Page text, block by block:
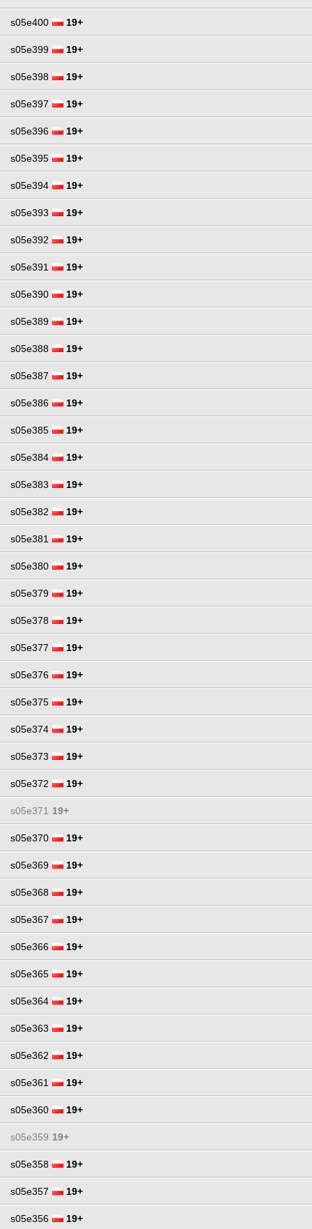
s05e400 19+
s05e399 19+
s05e398 19+
s05e397 19+
s05e396 19+
s05e395 19+
s05e394 19+
s05e393 19+
s05e392 19+
s05e391 19+
s05e390 19+
s05e389 19+
s05e388 19+
s05e387 19+
s05e386 19+
s05e385 19+
s05e384 19+
s05e383 19+
s05e382 19+
s05e381 19+
s05e380 19+
s05e379 19+
s05e378 19+
s05e377 19+
s05e376 19+
s05e375 19+
s05e374 19+
s05e373 19+
s05e372 19+
s05e371 19+
s05e370 19+
s05e369 19+
s05e368 19+
s05e367 19+
s05e366 19+
s05e365 19+
s05e364 19+
s05e363 19+
s05e362 19+
s05e361 19+
s05e360 19+
s05e359 19+
s05e358 19+
s05e357 19+
s05e356 19+